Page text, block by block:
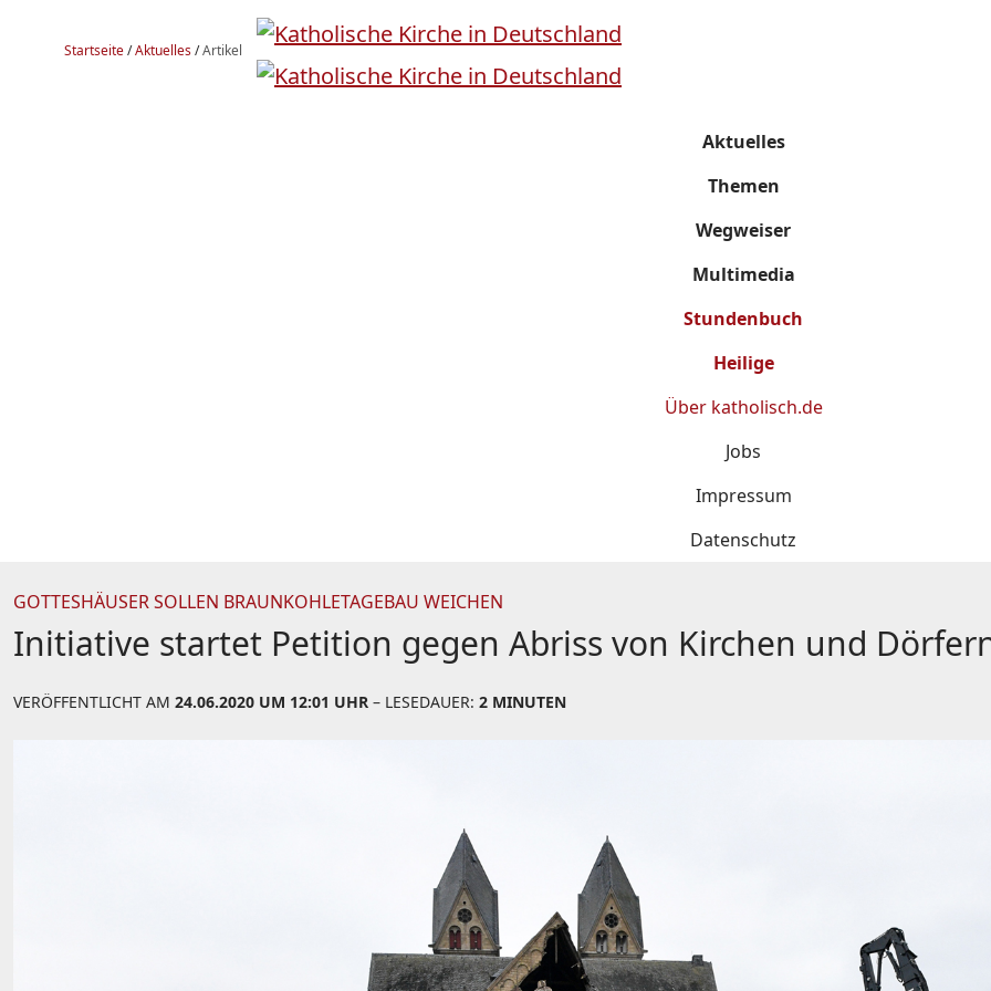
Startseite/Aktuelles/Artikel
Aktuelles
Themen
Wegweiser
Multimedia
Stundenbuch
Heilige
Über katholisch.de
Jobs
Impressum
Datenschutz
GOTTESHÄUSER SOLLEN BRAUNKOHLETAGEBAU WEICHEN
Initiative startet Petition gegen Abriss von Kirchen und
VERÖFFENTLICHT AM 24.06.2020 UM 12:01 UHR – LESEDAUER: 2 MINUTEN